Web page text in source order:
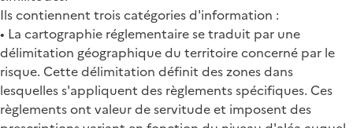
Ils contiennent trois catégories d'information :
• La cartographie réglementaire se traduit par une
délimitation géographique du territoire concerné par le
risque. Cette délimitation définit des zones dans
lesquelles s'appliquent des règlements spécifiques. Ces
règlements ont valeur de servitude et imposent des